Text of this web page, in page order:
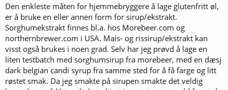
Den enkleste måten for hjemmebryggere å lage glutenfritt øl,
er å bruke en eller annen form for sirup/ekstrakt.
Sorghumekstrakt finnes bl.a. hos Morebeer.com og
northernbrewer.com i USA. Mais- og rissirup/ekstrakt kan
visst også brukes i noen grad. Selv har jeg prøvd å lage en
liten testbatch med sorghumsirup fra morebeer, med en dæsj
dark belgian candi syrup fra samme sted for å få farge og litt
røstet smak. Da jeg smakte på sirupen smakte det veldig